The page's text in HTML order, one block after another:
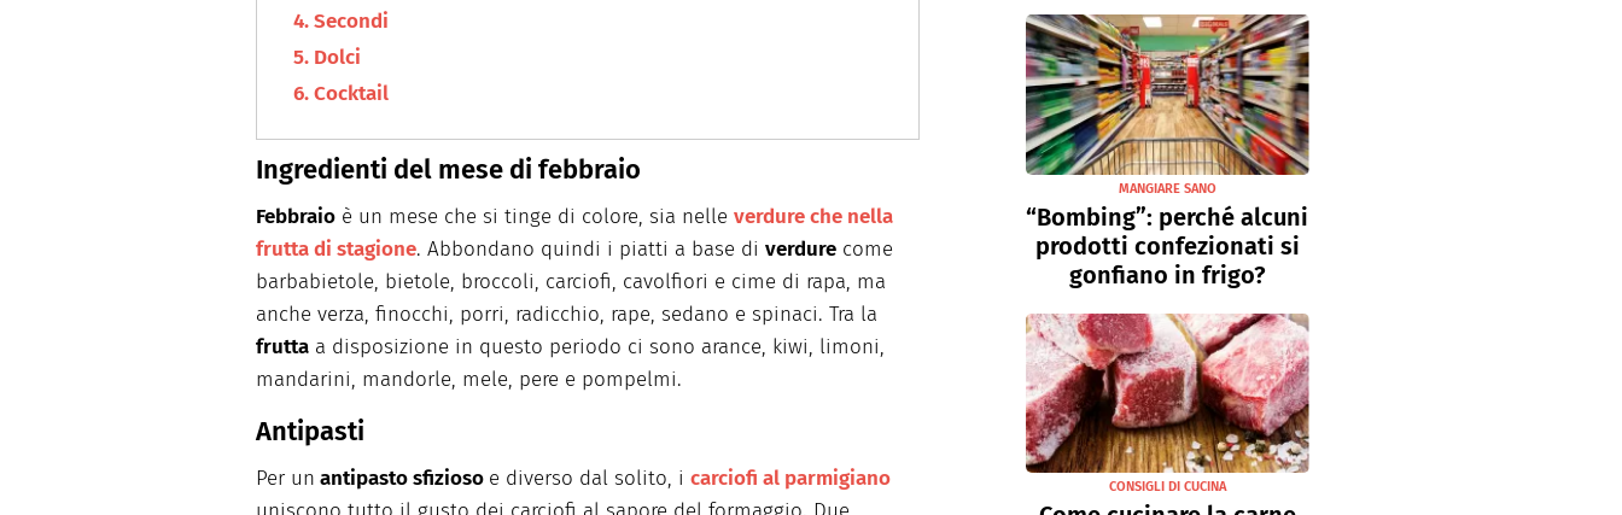
Secondi
Dolci
Cocktail
Ingredienti del mese di febbraio
Febbraio è un mese che si tinge di colore, sia nelle verdure che nella
frutta di stagione. Abbondano quindi i piatti a base di verdure come
barbabietole, bietole, broccoli, carciofi, cavolfiori e cime di rapa, ma
anche verza, finocchi, porri, radicchio, rape, sedano e spinaci. Tra la
frutta a disposizione in questo periodo ci sono arance, kiwi, limoni,
mandarini, mandorle, mele, pere e pompelmi.
Antipasti
Per un antipasto sfizioso e diverso dal solito, i carciofi al parmigiano
MANGIARE SANO
“Bombing”: perché alcuni
prodotti confezionati si
gonfiano in frigo?
CONSIGLI DI CUCINA